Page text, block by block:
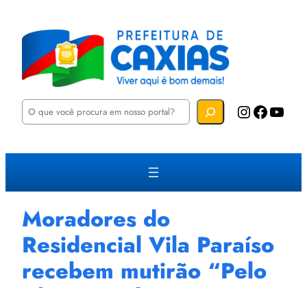
P
u
a
Instagram Facebook YouTube
Moradores do
Residencial Vila Paraíso
recebem mutirão “Pelo